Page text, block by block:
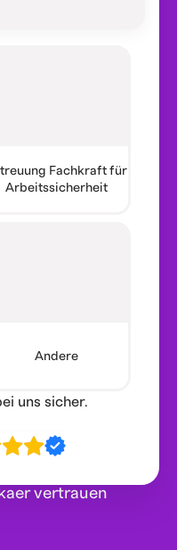
Fachkraft für
Arbeitssicherheit
Andere
uns sicher.
vertrauen